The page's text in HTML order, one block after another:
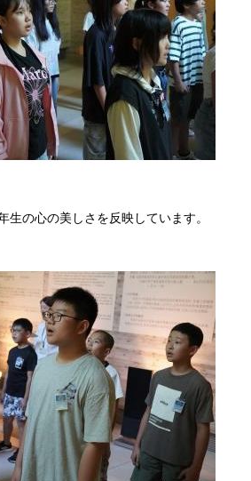
生の心の美しさを反映しています。